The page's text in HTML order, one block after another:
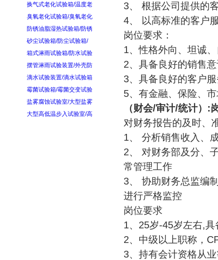
换气式老化试验箱/温度老
臭氧老化试验箱/臭氧老化
防锈油脂湿热试验箱/防锈
砂尘试验箱/防尘试验箱/
箱式淋雨试验箱/防水试验
摆管淋雨试验装置/外壳防
滴水试验装置/滴水试验箱
霉菌试验箱/霉菌交变试验
盐雾腐蚀试验室/大型盐雾
大型高低温步入试验室/高
3、 根据公司提供的
4、 以高标准的客户
岗位要求：
1、性格外向、坦诚
2、具备良好的销售
3、具备良好的客户
5、有金融、保险、
（财会/审计/统计）:
对财务报告的及时、
1、 分析销售收入、
2、 对财务部及分、
常管理工作
3、 协助财务总监编
进行严格监控
岗位要求
1、25岁-45岁左右,
2、中级以上职称，
3、持有会计资格从